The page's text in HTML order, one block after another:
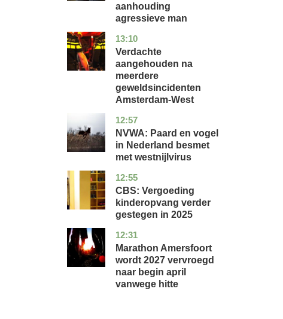
aanhouding
agressieve man
13:10
noord-
holland
nieuws
Verdachte
aangehouden na
meerdere
geweldsincidenten
Amsterdam-West
12:57
utrecht
nieuws
NVWA: Paard en vogel
in Nederland besmet
met westnijlvirus
12:55
zuid-
holland
economie
CBS: Vergoeding
kinderopvang verder
gestegen in 2025
12:31
utrecht
nieuws
Marathon Amersfoort
wordt 2027 vervroegd
naar begin april
vanwege hitte